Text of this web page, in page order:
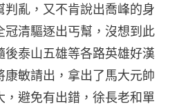
亂，又不肯說出喬峰的身
冠清驅逐出丐幫，沒想到此
後泰山五雄等各路英雄好漢
康敏請出，拿出了馬大元帥
避免有出錯，徐長老和單